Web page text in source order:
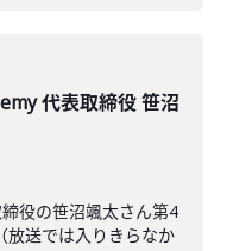
代表取締役 笹沼
役の笹沼颯太さん第4
放送では入りきらなか